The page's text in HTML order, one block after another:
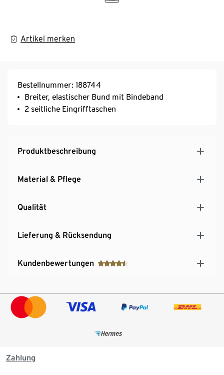
Artikel merken
Bestellnummer: 188744
Breiter, elastischer Bund mit Bindeband
2 seitliche Eingrifftaschen
Produktbeschreibung
Material & Pflege
Qualität
Lieferung & Rücksendung
Kundenbewertungen
Zahlung